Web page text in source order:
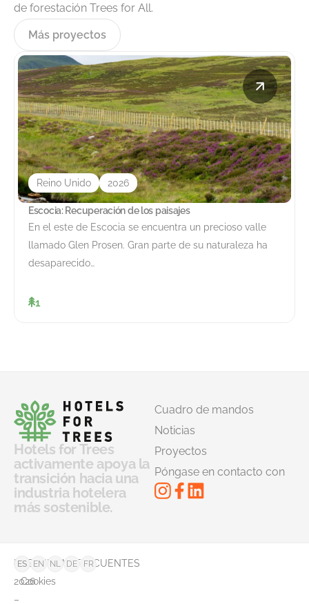
de forestación Trees for All.
Más proyectos
Reino Unido 2026
Escocia: Recuperación de los paisajes
En el este de Escocia se encuentra un precioso valle
llamado Glen Prosen. Gran parte de su naturaleza ha
desaparecido…
1
Hotels for Trees
activamente apoya la
transición hacia una
industria hotelera
más sostenible.
Cuadro de mandos
Noticias
Proyectos
Póngase en contacto con
©
2026
–
PREGUNTAS FRECUENTES
Cookies
ES EN NL DE FR